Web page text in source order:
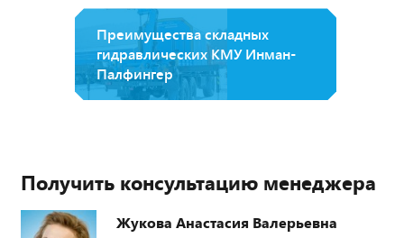
Преимущества складных
гидравлических КМУ Инман-
Палфингер
Получить консультацию менеджера
Жукова Анастасия Валерьевна